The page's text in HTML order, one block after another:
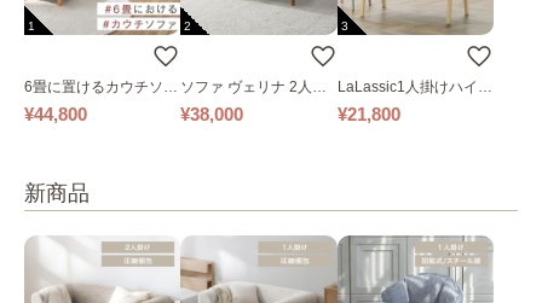
1
6畳に置けるカウチソフ
ァ｜ベージュ
¥44,800
2
ソファ ヴェリナ 2人掛
け
¥38,000
3
LaLassic1人掛けハイバ
ックソファ ワイド
¥21,800
新商品